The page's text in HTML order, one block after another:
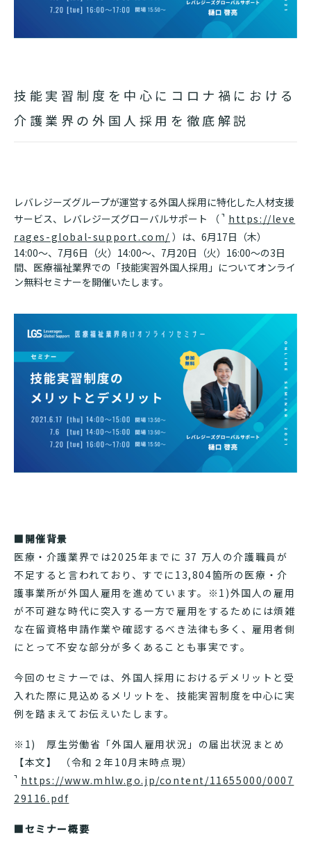
技能実習制度を中心にコロナ禍における
介護業界の外国人採用を徹底解説
レバレジーズグループが運営する外国人採用に特化した人材支援
サービス、レバレジーズグローバルサポート （
https://leve
rages-global-support.com/ ）は、6月17日（木）
14:00〜、7月6日（火）14:00〜、7月20日（火）16:00〜の3日
間、医療福祉業界での「技能実習外国人採用」についてオンライ
ン無料セミナーを開催いたします。
■開催背景
医療・介護業界では2025年までに 37 万人の介護職員が
不足すると言われており、すでに13,804箇所の医療・介
護事業所が外国人雇用を進めています。※1)外国人の雇用
が不可避な時代に突入する一方で雇用をするためには煩雑
な在留資格申請作業や確認するべき法律も多く、雇用者側
にとって不安な部分が多くあることも事実です。
今回のセミナーでは、外国人採用におけるデメリットと受
入れた際に見込めるメリットを、技能実習制度を中心に実
例を踏まえてお伝えいたします。
※1) 厚生労働省「外国人雇用状況」の届出状況まとめ
【本文】 （令和２年10月末時点現）
https://www.mhlw.go.jp/content/11655000/0007
29116.pdf
■セミナー概要